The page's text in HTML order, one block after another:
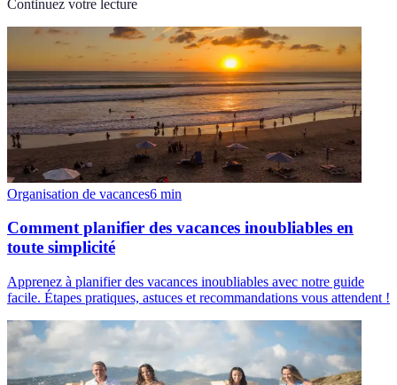
Continuez votre lecture
Organisation de vacances6 min
Comment planifier des vacances inoubliables en
toute simplicité
Apprenez à planifier des vacances inoubliables avec notre guide
facile. Étapes pratiques, astuces et recommandations vous attendent !